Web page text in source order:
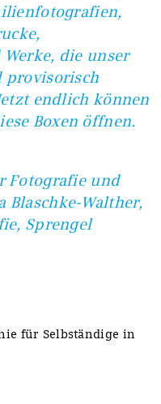
die unser
provisorisch
endlich können
Boxen öffnen.
Fotografie und
Walther,
Sprengel
für Selbständige in